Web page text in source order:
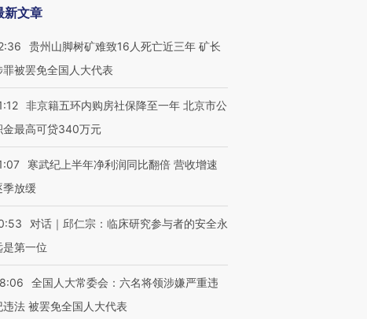
跨国走私7万
视线｜被称为“蟑螂”的印
育部长拱下台
视线｜“入侵”还是“人道危
进第四届链博
科技“链”接产
【商旅对话】华住集团
新文章
贵州山脚树矿难致16人死亡近三年 矿长
罪被罢免全国人大代表
非京籍五环内购房社保降至一年 北京市公
金最高可贷340万元
寒武纪上半年净利润同比翻倍 营收增速
季放缓
对话｜邱仁宗：临床研究参与者的安全永
是第一位
全国人大常委会：六名将领涉嫌严重违
违法 被罢免全国人大代表